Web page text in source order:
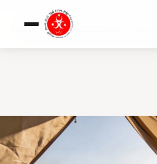
Къмпинг в Турция 2026/2026: Топ места,